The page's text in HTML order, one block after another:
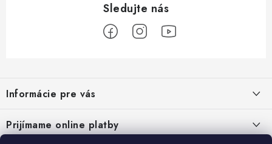
p
ä
t
Informácie pre vás
Prijímame online platby